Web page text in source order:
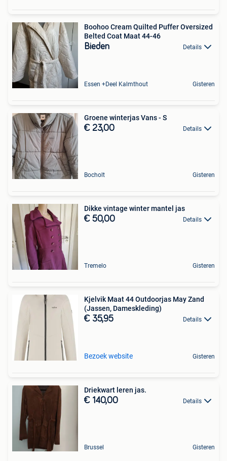
Boohoo Cream Quilted Puffer Oversized
Belted Coat Maat 44-46
Bieden Details
Essen +Deel Kalmthout Gisteren
Groene winterjas Vans - S
€ 23,00 Details
Bocholt Gisteren
Dikke vintage winter mantel jas
€ 50,00 Details
Tremelo Gisteren
Kjelvik Maat 44 Outdoorjas May Zand
(Jassen, Dameskleding)
€ 35,95 Details
Bezoek website Gisteren
Driekwart leren jas.
€ 140,00 Details
Brussel Gisteren